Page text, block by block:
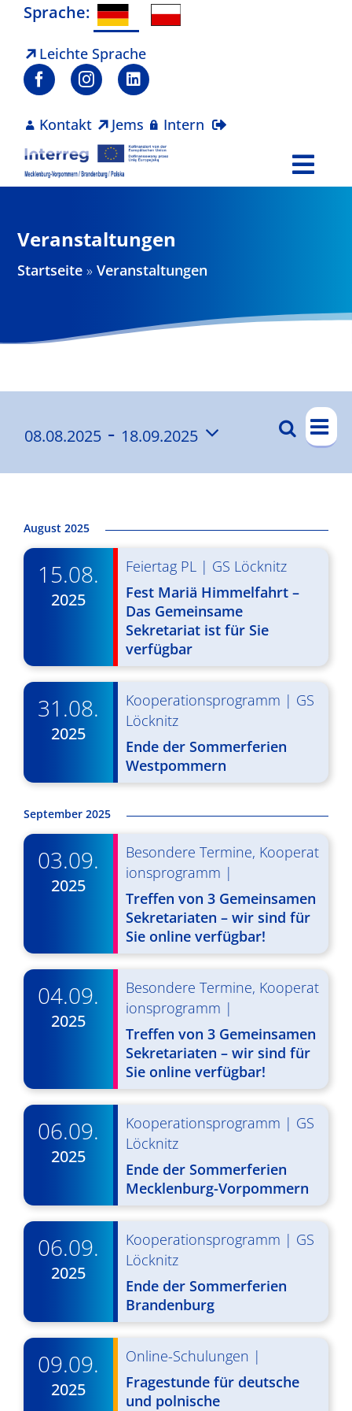
Zum
springen
Sprache:
Leichte Sprache
Kontakt Jems Intern
Projekte
Veranstaltungen
Startseite »Veranstaltungen
V
e
a
n
s
l
t
n
g
e
n
S
u
c
h
e
n
d
A
n
i
c
h
e
n
N
Suche
V
e
r
s
u
i
c
n
-
N
g
o
n
08.08.2025 - 18.09.2025
wählen.
August 2025
15.08.
2025
Feiertag PL | GS Löcknitz
Fest Mariä Himmelfahrt –
Das Gemeinsame
Sekretariat ist für Sie
verfügbar
31.08.
2025
Kooperationsprogramm | GS
Löcknitz
Ende der Sommerferien
Westpommern
September 2025
03.09.
2025
Besondere Termine, Kooperat
ionsprogramm |
Treffen von 3 Gemeinsamen
Sekretariaten – wir sind für
Sie online verfügbar!
04.09.
2025
Besondere Termine, Kooperat
ionsprogramm |
Treffen von 3 Gemeinsamen
Sekretariaten – wir sind für
Sie online verfügbar!
06.09.
2025
Kooperationsprogramm | GS
Löcknitz
Ende der Sommerferien
Mecklenburg-Vorpommern
06.09.
2025
Kooperationsprogramm | GS
Löcknitz
Ende der Sommerferien
Brandenburg
09.09.
2025
Online-Schulungen |
Fragestunde für deutsche
und polnische